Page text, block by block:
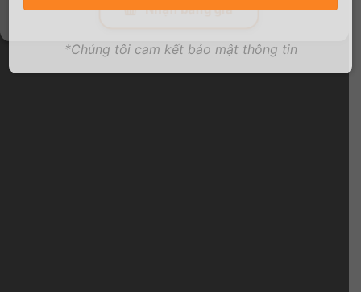
Nhận bảng giá
*Chúng tôi cam kết bảo mật thông tin